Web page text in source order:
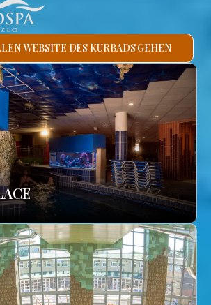
WEBSITE DES KURBADS GEHEN